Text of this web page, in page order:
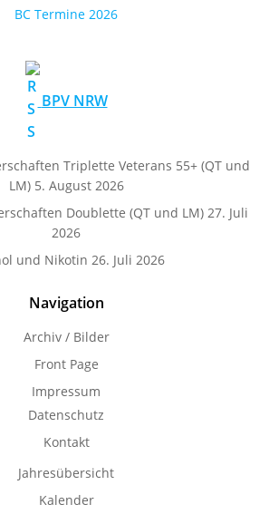
BC Termine 2026
BPV NRW
Triplette Veterans 55+ (QT und
LM) 5. August 2026
Doublette (QT und LM) 27. Juli
2026
und Nikotin 26. Juli 2026
Navigation
Archiv / Bilder
Front Page
Impressum
Datenschutz
Kontakt
Jahresübersicht
Kalender